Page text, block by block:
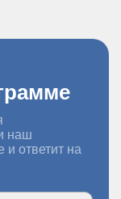
наш
и ответит на